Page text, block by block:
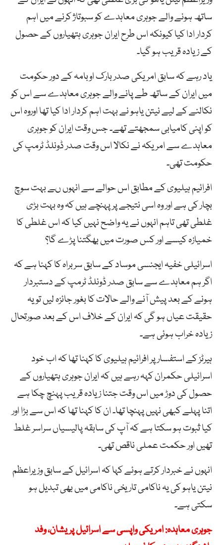
ساتھ ہونے والے جوہری معاہدے کو سبوتاژ کرنے میں اہم
کردار ادا کیا کیونکہ اس طرح ایران جوہری ہتھیاروں کے حصول
کے زیادہ قریب ہو گیا۔
یاد رہے کہ سابق امریکی صدر بارک اوبامہ کے دور حکومت
میں ایران کے ساتھ طے پانے والے جوہری معاہدے سے اس کو
نکالنے کے لیے نیتن یاہو نے بہت اہم کردار ادا کیا تھا اوروہ اس
کو اپنی کامیابی سمجھتے تھے۔ جس وقت ایران کو جوہری
معاہدے سے امریکہ نے نکالا اس وقت صدر ڈونلڈ ٹرمپ کی
حکومت تھی۔
افرائیم ہیلیوی کے مطابق اس حوالے سے انہوں ںے بہت سوچ
بچار کی ہے اور وہ اسی نتیجے پر پہنچے ہیں کہ وہ بہت بڑی
غلطی تھی تاہم انہوں نے یہ واضح نہیں کیا کہ اس غلطی کا
خمیازہ کیسے اور کس صورت میں بھگتنا پڑے گا؟
اسرائیلی خفیہ ایجنسی موساد کے سابق سربراہ کا کہنا ہے کہ
اگر ہم معاہدے سے سابق صدر ڈونلڈ ٹرمپ کے دستبردار
ہونے کے بعد پیش آنے والے حالات کا بغور جائزہ لیں تو یہ
حقیقت عیاں ہو گی کہ ایران کے خلاف اس کے بعد صورتحال
زیادہ خراب ہوئی ہے۔
ہیرٹز کے استفسار پر افرائیم ہیلیوی کا کہنا تھا کہ اب خود
اسرائیلی حکمران کہہ رہے ہیں کہ ایران جوہری ہتھیاروں کے
حصول کی دوڑ میں اس وقت جتنا زیادہ قریب پہنچ چکا ہے
اتنا پہلے کبھی نہیں پہنچا تھا۔ ان کا کہنا تھا کہ اس سے بڑا اور
کیا ثبوت ہو سکتا ہے کہ آپ کی سابقہ پالیسیاں سراسر غلط
تھیں اور حکمت عملی ناقص تھی۔
انہوں نے خبردار کرتے ہوئے کہا کہ اسرائیل کے سابق وزیراعظم
نیتن یاہو کی یہ ناکامی تاریخی ناکامی میں بھی تبدیل ہو
سکتی ہے۔
جوہری معاہدہ: امریکی واپسی سے اسرائیل پریشان، وفد